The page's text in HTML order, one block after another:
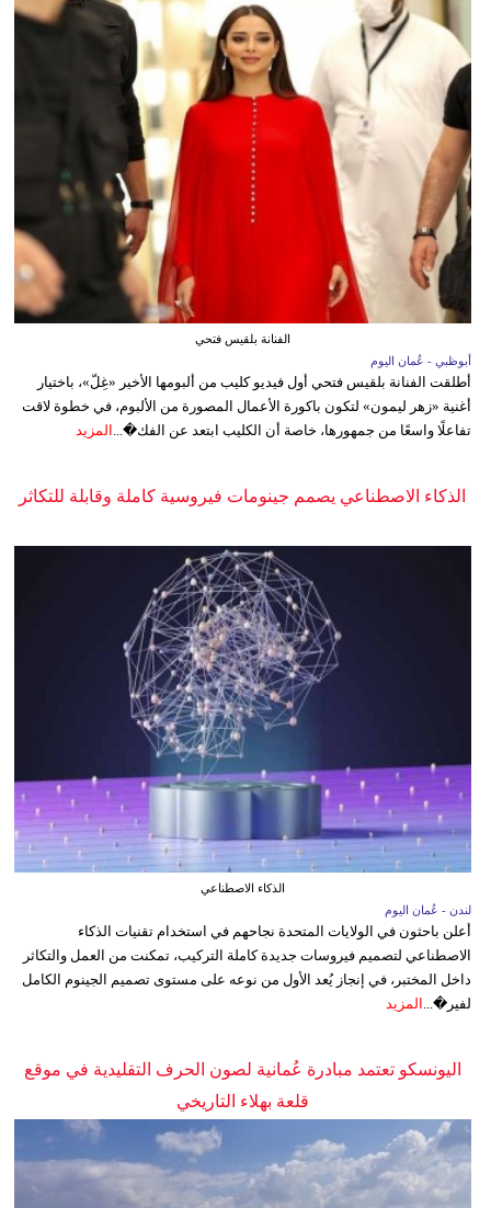
الفنانة بلقيس فتحي
أبوظبي - عُمان اليوم
أطلقت الفنانة بلقيس فتحي أول فيديو كليب من ألبومها الأخير «غِلّ»، باختيار
أغنية «زهر ليمون» لتكون باكورة الأعمال المصورة من الألبوم، في خطوة لاقت
تفاعلًا واسعًا من جمهورها، خاصة أن الكليب ابتعد عن الفك�... المزيد
الذكاء الاصطناعي يصمم جينومات فيروسية كاملة وقابلة للتكاثر
الذكاء الاصطناعي
لندن - عُمان اليوم
أعلن باحثون في الولايات المتحدة نجاحهم في استخدام تقنيات الذكاء
الاصطناعي لتصميم فيروسات جديدة كاملة التركيب، تمكنت من العمل والتكاثر
داخل المختبر، في إنجاز يُعد الأول من نوعه على مستوى تصميم الجينوم الكامل
لفير�...
المزيد
اليونسكو تعتمد مبادرة عُمانية لصون الحرف التقليدية في موقع
قلعة بهلاء التاريخي